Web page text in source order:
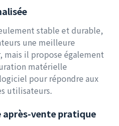
stable et durable,
une meilleure
il propose également
matérielle
pour répondre aux
utilisateurs.
après-vente pratique